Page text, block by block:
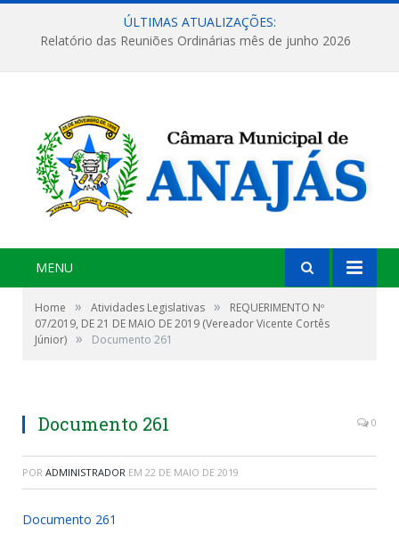
ÚLTIMAS ATUALIZAÇÕES:
Relatório das Reuniões Ordinárias mês de junho 2026
MENU
Home » Atividades Legislativas »
REQUERIMENTO Nº
07/2019, DE 21 DE MAIO DE 2019 (Vereador Vicente Cortês
Júnior) » Documento 261
Documento 261 0
POR ADMINISTRADOR EM 22 DE MAIO DE 2019
Documento 261